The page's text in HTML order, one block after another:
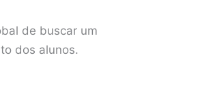
de buscar um
dos alunos.